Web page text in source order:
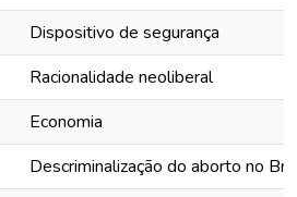
Dispositivo de segurança
Racionalidade neoliberal
Economia
Descriminalização do aborto no